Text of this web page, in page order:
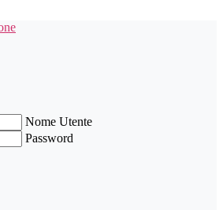
Nome Utente
Password